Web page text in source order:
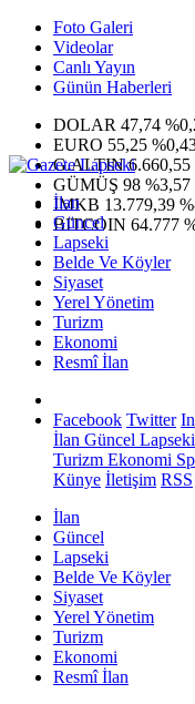
Foto Galeri
Videolar
Canlı Yayın
Günün Haberleri
DOLAR 47,74
EURO 55,25
G.ALTIN6.660,55
GÜMÜŞ 98 %3,57
IMKB 13.779,39
BITCOIN 64.777
İlan
Güncel
Lapseki
Belde Ve Köyler
Siyaset
Yerel Yönetim
Turizm
Ekonomi
Resmî İlan
Facebook Twitter
İlan Güncel Lapseki
Turizm Ekonomi
Künye İletişim RSS
İlan
Güncel
Lapseki
Belde Ve Köyler
Siyaset
Yerel Yönetim
Turizm
Ekonomi
Resmî İlan